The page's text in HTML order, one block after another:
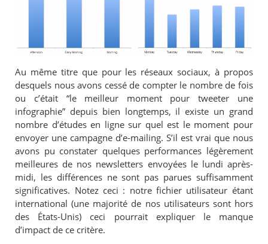
Au même titre que pour les réseaux sociaux, à propos
desquels nous avons cessé de compter le nombre de fois
ou c’était “le meilleur moment pour tweeter une
infographie” depuis bien longtemps, il existe un grand
nombre d’études en ligne sur quel est le moment pour
envoyer une campagne d’e-mailing. S’il est vrai que nous
avons pu constater quelques performances légèrement
meilleures de nos newsletters envoyées le lundi après-
midi, les différences ne sont pas parues suffisamment
significatives. Notez ceci : notre fichier utilisateur étant
international (une majorité de nos utilisateurs sont hors
des États-Unis) ceci pourrait expliquer le manque
d’impact de ce critère.